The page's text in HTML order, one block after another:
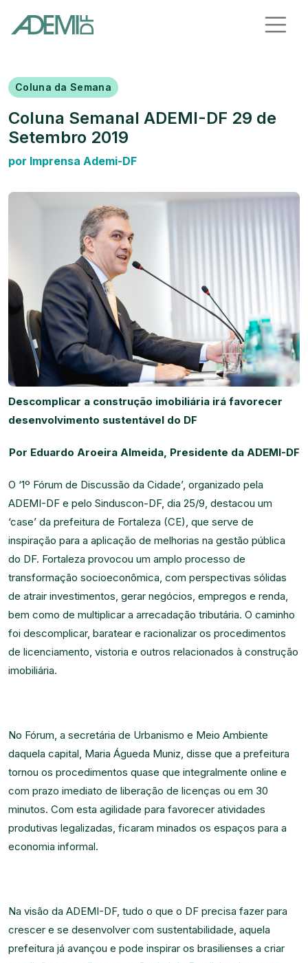
Coluna da Semana
Coluna Semanal ADEMI-DF 29 de
Setembro 2019
por Imprensa Ademi-DF
Descomplicar a construção imobiliária irá favorecer
desenvolvimento sustentável do DF
Por Eduardo Aroeira Almeida, Presidente da ADEMI-DF
O ‘1º Fórum de Discussão da Cidade’, organizado pela
ADEMI-DF e pelo Sinduscon-DF, dia 25/9, destacou um
‘case’ da prefeitura de Fortaleza (CE), que serve de
inspiração para a aplicação de melhorias na gestão pública
do DF. Fortaleza provocou um amplo processo de
transformação socioeconômica, com perspectivas sólidas
de atrair investimentos, gerar negócios, empregos e renda,
bem como de multiplicar a arrecadação tributária. O caminho
foi descomplicar, baratear e racionalizar os procedimentos
de licenciamento, vistoria e outros relacionados à construção
imobiliária.
No Fórum, a secretária de Urbanismo e Meio Ambiente
daquela capital, Maria Águeda Muniz, disse que a prefeitura
tornou os procedimentos quase que integralmente online e
com prazo imediato de liberação de licenças ou em 30
minutos. Com esta agilidade para favorecer atividades
produtivas legalizadas, ficaram minados os espaços para a
economia informal.
Na visão da ADEMI-DF, tudo o que o DF precisa fazer para
crescer e se desenvolver com sustentabilidade, aquela
prefeitura já avançou e pode inspirar os brasilienses a criar